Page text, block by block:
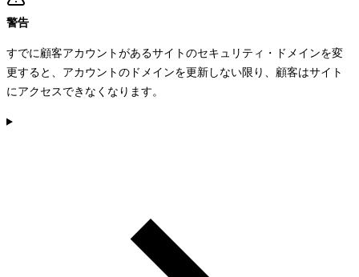
警告
すでに顧客アカウントがあるサイトのセキュリティ・ドメインを変
更すると、アカウントのドメインを更新しない限り、顧客はサイト
にアクセスできなくなります。